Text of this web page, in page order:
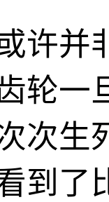
许并
轮一
次生
到了